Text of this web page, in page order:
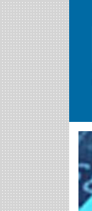
Skip to main content